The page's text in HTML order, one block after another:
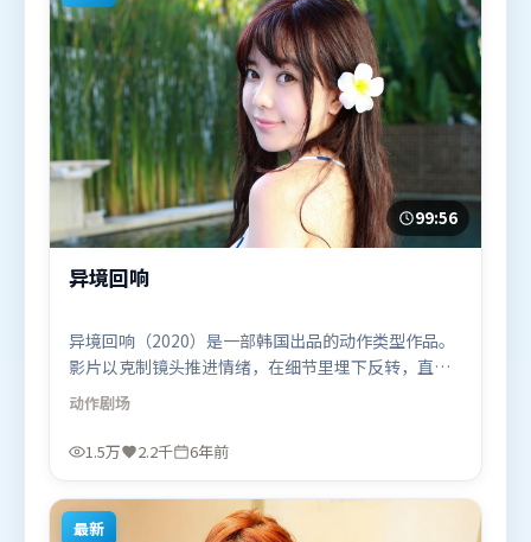
99:56
异境回响
异境回响（2020）是一部韩国出品的动作类型作品。
影片以克制镜头推进情绪，在细节里埋下反转，直至
最后一刻才揭开谜底。摄影与美术共同营造出强烈地
域气质，增强沉浸感。由乌尔善执导，马东锡、基里
安·墨菲、肖战，古天乐、梁朝伟等联袂出演。影片
合喜欢动作题材的观众观看。
动作剧场
1.5万 2.2千 6年前
最新